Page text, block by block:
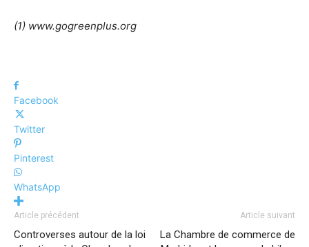
(1) www.gogreenplus.org
Facebook
Twitter
Pinterest
WhatsApp
Article précédent
Controverses autour de la loi
Article suivant
La Chambre de commerce de